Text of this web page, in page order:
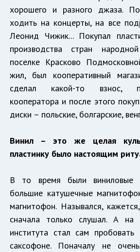
хорошего и разного джаза.
ходить на концерты, на все
Леонид Чижик... Покупал
производства стран
поселке Красково
жил, был кооперативный
сделал какой-то взнос,
кооператора и после этого
диски – польские, болгарские,
Винил – это же целая
пластинку было настоящим
В то время были виниловые
большие катушечные
магнитофон. Назывался,
сначала только слушал. А на
института стал сам пробовать
саксофоне. Поначалу не